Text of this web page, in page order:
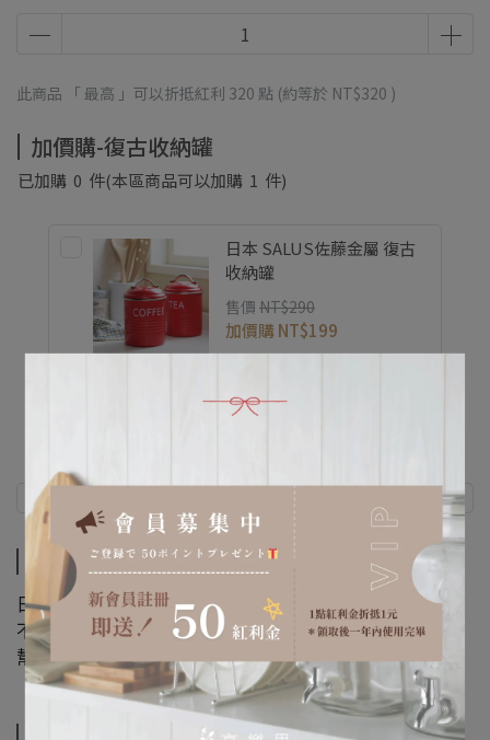
此商品 「 最高 」可以折抵紅利 320 點 (約等於 NT$320 )
加價購-復古收納罐
已加購 0 件(本區商品可以加購 1 件)
日本 SALUS佐藤金屬 復古
收納罐
售價 NT$290
加價購 NT$199
商品介紹
日式優雅的銀杏造型，輕薄的設計加上霧面304不鏽鋼，
不論搭配木製或金屬餐具，都十分適合，
幫您製造用餐中的小小儀式感。